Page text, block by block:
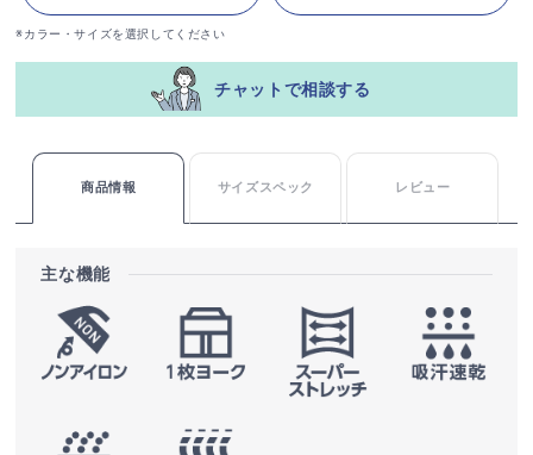
※カラー・サイズを選択してください
チャットで相談する
商品情報 サイズスペック レビュー
主な機能